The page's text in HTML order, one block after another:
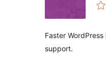
Faster
support.